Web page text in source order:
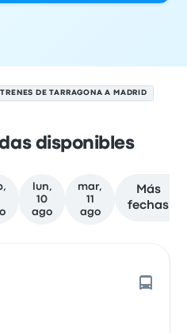
DE TARRAGONA A MADRID
disponibles
lun,
10
ago
mar,
11
ago
Más
fechas